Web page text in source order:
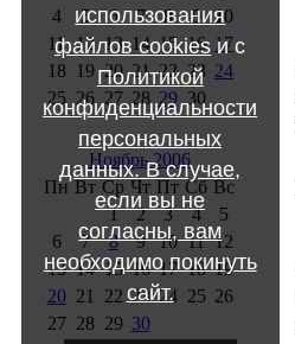
4
5 6 7 8 9
10
11 12 13 14 15 16 17
18
19 20 21 22 23 24
25 26 27 28 29 30
Ноябрь 2006
Пн Вт Ср Чт Пт Сб Вс
1
2 3 4
5
6
7 8 9 10 11 12
13 14 15 16 17 18 19
20 21 22 23 24 25 26
27 28 29 30
использования
файлов cookiesи с
Политикой
конфиденциальности
персональных
данных. В случае,
если вы не
согласны, вам
необходимо покинуть
сайт.